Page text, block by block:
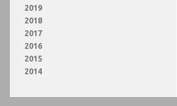
2019
2018
2017
2016
2015
2014